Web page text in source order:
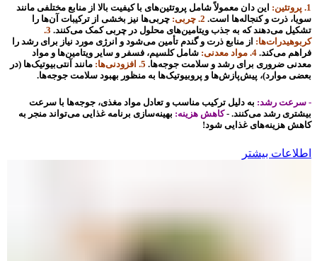
1. پروتئین:
این دان معمولاً شامل پروتئین‌های با کیفیت بالا از منابع مختلفی مانند
سویا، ذرت و کنجاله‌ها است. 2. چربی:
چربی‌ها نیز بخشی از ترکیبات آن‌ها را
تشکیل می‌دهند که به جذب ویتامین‌های محلول در چربی کمک می‌کنند.
3.
کربوهیدرات‌ها: از منابع ذرت و گندم تأمین می‌شود و انرژی مورد نیاز برای رشد را
فراهم می‌کند. 4. مواد معدنی:
شامل کلسیم، فسفر و سایر ویتامین‌ها و مواد
معدنی ضروری برای رشد و سلامت جوجه‌ها. 5. افزودنی‌ها:
مانند آنتی‌بیوتیک‌ها (در
بعضی موارد)، پیش‌پازش‌ها و پروبیوتیک‌ها به منظور بهبود سلامت جوجه‌ها.
- سرعت رشد: به دلیل ترکیب مناسب و تعادل مواد مغذی، جوجه‌ها با سرعت
بیشتری رشد می‌کنند. -کاهش هزینه: بهینه‌سازی برنامه غذایی می‌تواند منجر به
کاهش هزینه‌های غذایی شود!
اطلاعات بیشتر